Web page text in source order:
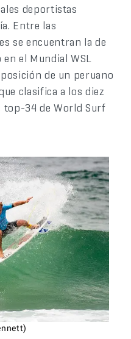
deportistas
Entre las
se encuentran la de
el Mundial WSL
de un peruano
clasifica a los diez
top-34 de World Surf